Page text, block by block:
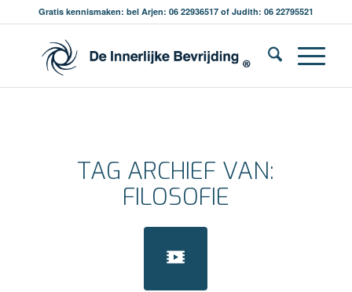
Gratis kennismaken: bel Arjen: 06 22936517 of Judith: 06 22795521
TAG ARCHIEF VAN:
FILOSOFIE